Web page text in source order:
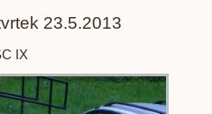
23.5.2013
IX